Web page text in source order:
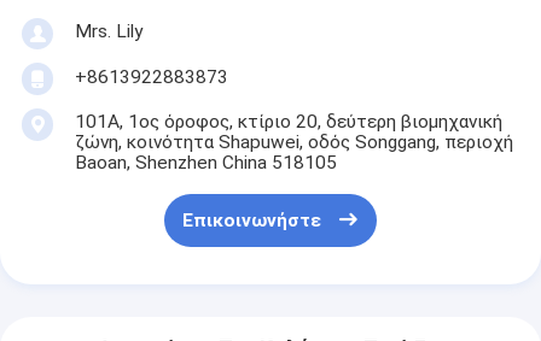
Mrs. Lily
+8613922883873
101Α, 1ος όροφος, κτίριο 20, δεύτερη βιομηχανική
ζώνη, κοινότητα Shapuwei, οδός Songgang, περιοχή
Baoan, Shenzhen China 518105
Επικοινωνήστε